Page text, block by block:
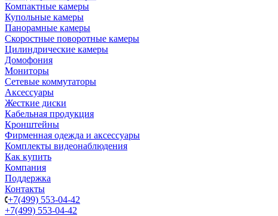
Компактные камеры
Купольные камеры
Панорамные камеры
Скоростные поворотные камеры
Цилиндрические камеры
Домофония
Мониторы
Сетевые коммутаторы
Аксессуары
Жесткие диски
Кабельная продукция
Кронштейны
Фирменная одежда и аксессуары
Комплекты видеонаблюдения
Как купить
Компания
Поддержка
Контакты
+7(499) 553-04-42
+7(499) 553-04-42